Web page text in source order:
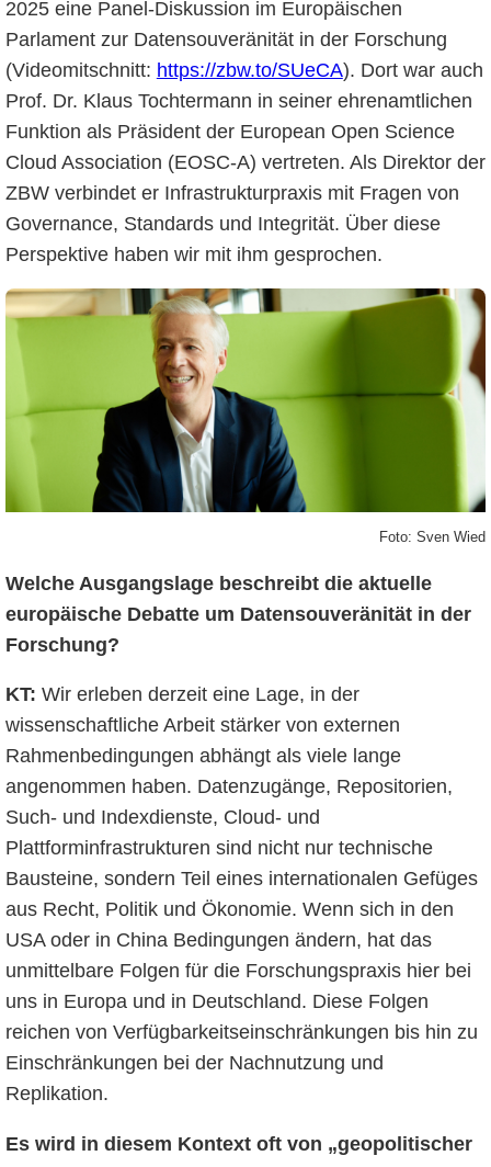
2025 eine Panel-Diskussion im Europäischen
Parlament zur Datensouveränität in der Forschung
(Videomitschnitt: https://zbw.to/SUeCA). Dort war auch
Prof. Dr. Klaus Tochtermann in seiner ehrenamtlichen
Funktion als Präsident der European Open Science
Cloud Association (EOSC-A) vertreten. Als Direktor der
ZBW verbindet er Infrastrukturpraxis mit Fragen von
Governance, Standards und Integrität. Über diese
Perspektive haben wir mit ihm gesprochen.
Foto: Sven Wied
Welche Ausgangslage beschreibt die aktuelle
europäische Debatte um Datensouveränität in der
Forschung?
KT: Wir erleben derzeit eine Lage, in der
wissenschaftliche Arbeit stärker von externen
Rahmenbedingungen abhängt als viele lange
angenommen haben. Datenzugänge, Repositorien,
Such- und Indexdienste, Cloud- und
Plattforminfrastrukturen sind nicht nur technische
Bausteine, sondern Teil eines internationalen Gefüges
aus Recht, Politik und Ökonomie. Wenn sich in den
USA oder in China Bedingungen ändern, hat das
unmittelbare Folgen für die Forschungspraxis hier bei
uns in Europa und in Deutschland. Diese Folgen
reichen von Verfügbarkeitseinschränkungen bis hin zu
Einschränkungen bei der Nachnutzung und
Replikation.
Es wird in diesem Kontext oft von „geopolitischer